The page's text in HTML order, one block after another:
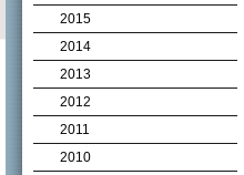
2015
2014
2013
2012
2011
2010